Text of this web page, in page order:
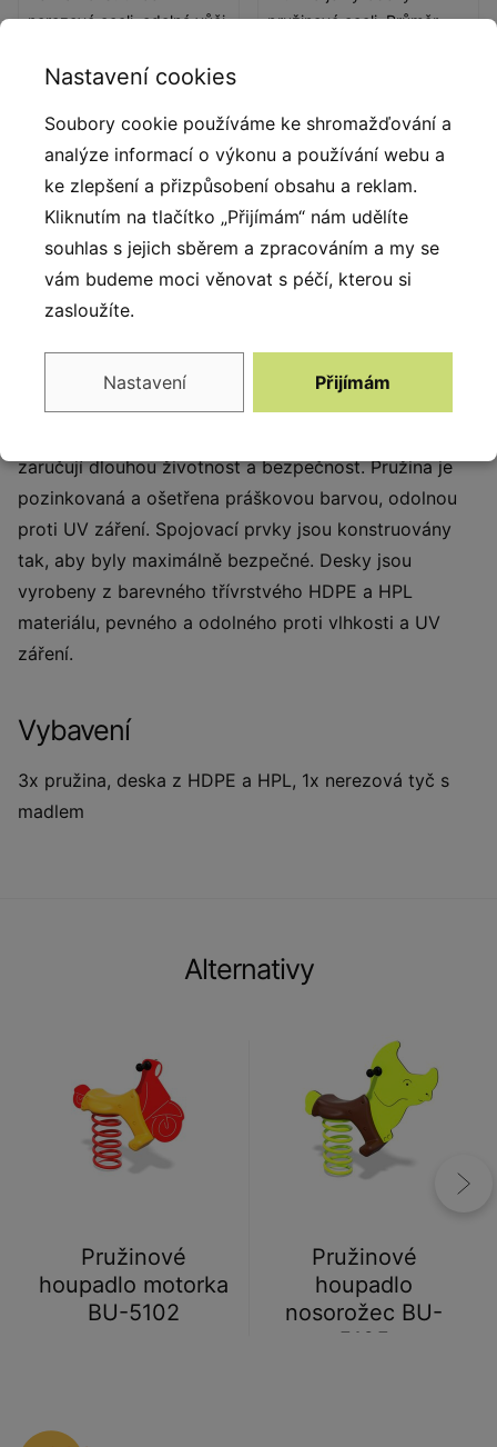
nerezové oceli, odolná vůči
pružinové oceli. Průměr
pozinkované a ošetřené
práškovou barvou, odolnou
proti UV záření s atestem
QUALICOAT.
Popis produktu
vytvoření originálního dětského hřiště v parku, ve
zaručují dlouhou životnost a bezpečnost. Pružina je
pozinkovaná a ošetřena práškovou barvou, odolnou
proti UV záření. Spojovací prvky jsou konstruovány
tak, aby byly maximálně bezpečné. Desky jsou
vyrobeny z barevného třívrstvého HDPE a HPL
materiálu, pevného a odolného proti vlhkosti a UV
záření.
Vybavení
3x pružina, deska z HDPE a HPL, 1x nerezová tyč s
madlem
Alternativy
Pružinové
houpadlo motorka
BU-5102
Pružinové
houpadlo
nosorožec BU-
5105
Nastavení cookies
Soubory cookie používáme ke shromažďování a
analýze informací o výkonu a používání webu a
ke zlepšení a přizpůsobení obsahu a reklam.
Kliknutím na tlačítko „Přijímám“ nám udělíte
souhlas s jejich sběrem a zpracováním a my se
vám budeme moci věnovat s péčí, kterou si
zasloužíte.
Nastavení Přijímám